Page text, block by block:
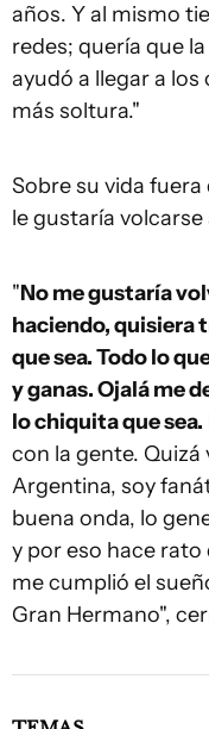
años. Y al mismo
redes; quería que
ayudó a llegar a
más soltura."
Sobre su vida
le gustaría
"No me gustaría
haciendo, quisiera
que sea. Todo lo
y ganas. Ojalá me
lo chiquita que sea.
con la gente. Quizá
Argentina, soy
buena onda, lo
y por eso hace rato
me cumplió el
Gran Hermano",